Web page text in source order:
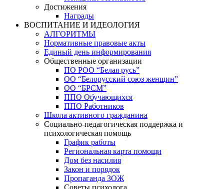
Достижения
Награды
ВОСПИТАНИЕ И ИДЕОЛОГИЯ
АЛГОРИТМЫ
Нормативные правовые акты
Единый день информирования
Общественные организации
ПО РОО “Белая русь”
ОО “Белорусский союз женщин”
ОО “БРСМ”
ППО Обучающихся
ППО Работников
Школа активного гражданина
Социально-педагогическая поддержка и
психологическая помощь
График работы
Региональная карта помощи
Дом без насилия
Закон и порядок
Пропаганда ЗОЖ
Советы психолога